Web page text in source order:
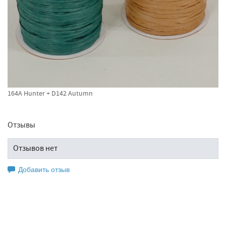
164A Hunter + D142 Autumn
Отзывы
Отзывов нет
Добавить отзыв